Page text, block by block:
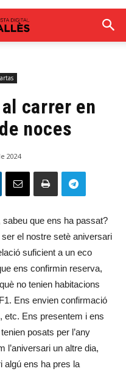
carrer en
noces
2024
sabeu que ens ha passat?
el nostre setè aniversari
suficient a un eco
ens confirmin reserva,
no tenien habitacions
Ens envien confirmació
etc. Ens presentem i ens
posats per l’any
l’aniversari un altre dia,
algú ens ha pres la